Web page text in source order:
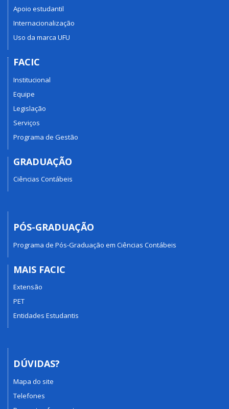
Apoio estudantil
Internacionalização
Uso da marca UFU
FACIC
Institucional
Equipe
Legislação
Serviços
Programa de Gestão
GRADUAÇÃO
Ciências Contábeis
PÓS-GRADUAÇÃO
Programa de Pós-Graduação em Ciências Contábeis
MAIS FACIC
Extensão
PET
Entidades Estudantis
DÚVIDAS?
Mapa do site
Telefones